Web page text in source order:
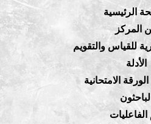
الرئيسية
المركز
للقياس والتقويم
الأدلة
الامتحانية
الباحثون
الفاعليات